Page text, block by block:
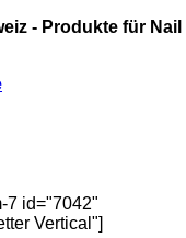
- Produkte für
7 id="7042"
Vertical"]